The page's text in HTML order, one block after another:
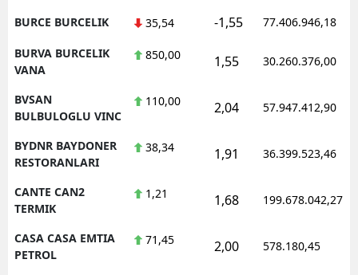
BURCE BURCELIK 35,54 -1,55 77.406.946,18
BURVA BURCELIK
VANA
850,00 1,55 30.260.376,00
BVSAN
BULBULOGLU VINC
110,00 2,04 57.947.412,90
BYDNR BAYDONER
RESTORANLARI
38,34 1,91 36.399.523,46
CANTE CAN2
TERMIK
1,21 1,68 199.678.042,27
CASA CASA EMTIA
PETROL
71,45 2,00 578.180,45